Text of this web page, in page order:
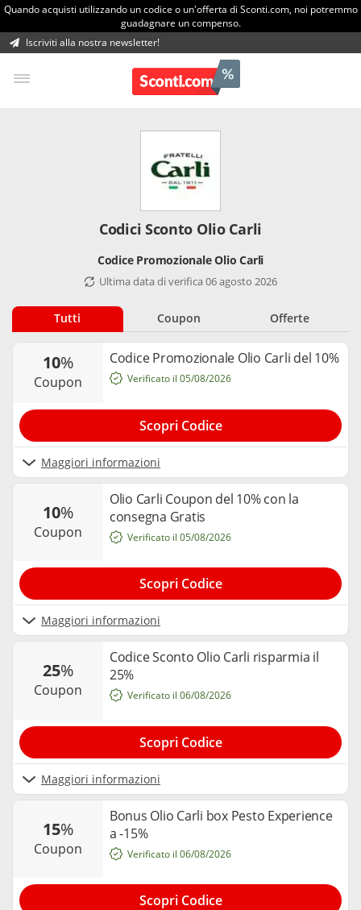
Quando acquisti utilizzando un codice o un'offerta di Sconti.com, noi potremmo
guadagnare un compenso.
Iscriviti alla nostra newsletter!
Codici Sconto Olio Carli
Codice Promozionale Olio Carli
Ultima data di verifica 06 agosto 2026
Tutti Coupon Offerte
10%
coupon
Codice Promozionale Olio Carli del 10%
Maggiori informazioni
Verificato il 05/08/2026
Scopri Codice
10%
coupon
Olio Carli Coupon del 10% con la
consegna Gratis
Maggiori informazioni
Verificato il 05/08/2026
Scopri Codice
25%
coupon
Codice Sconto Olio Carli risparmia il
25%
Maggiori informazioni
Verificato il 06/08/2026
Scopri Codice
15%
coupon
Bonus Olio Carli box Pesto Experience
a -15%
Verificato il 06/08/2026
Scopri Codice